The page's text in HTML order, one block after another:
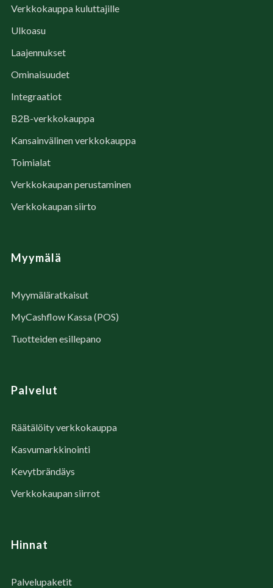
Verkkokauppa kuluttajille
Ulkoasu
Laajennukset
Ominaisuudet
Integraatiot
B2B-verkkokauppa
Kansainvälinen verkkokauppa
Toimialat
Verkkokaupan perustaminen
Verkkokaupan siirto
Myymälä
Myymäläratkaisut
MyCashflow Kassa (POS)
Tuotteiden esillepano
Palvelut
Räätälöity verkkokauppa
Kasvumarkkinointi
Kevytbrändäys
Verkkokaupan siirrot
Hinnat
Palvelupaketit